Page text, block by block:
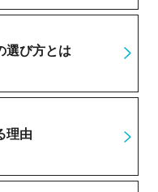
選び方とは
理由